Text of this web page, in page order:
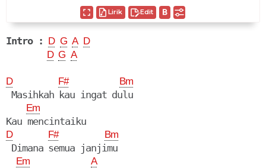
Lirik Edit
Intro : D G A D
D G A
D F# Bm
Masihkah kau ingat dulu
Em
Kau mencintaiku
D F# Bm
Dimana semua janjimu
Em A